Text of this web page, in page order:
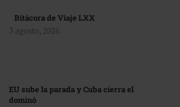
Bitácora de Viaje LXX
3 agosto, 2026
EU sube la parada y Cuba cierra el
dominó